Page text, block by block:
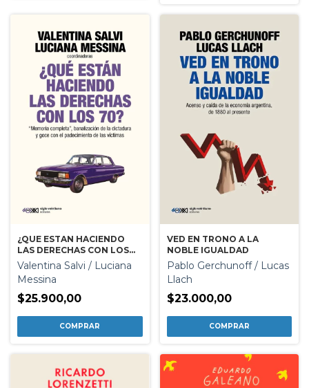
¿QUE ESTAN HACIENDO
LAS DERECHAS CON LOS
70?
Valentina Salvi / Luciana
Messina
$25.900,00
VED EN TRONO A LA
NOBLE IGUALDAD
Pablo Gerchunoff / Lucas
Llach
$23.000,00